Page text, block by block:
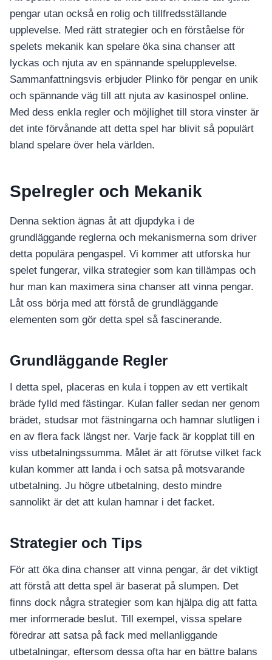
อุปกรณ์เพื่อความบันเทิง
อุปกรณ์เพื่อความบันเทิง
หูฟัง
ลำโพง
สินค้าตามแบรนด์
pengar utan också en rolig och tillfredsställande
upplevelse. Med rätt strategier och en förståelse för
spelets mekanik kan spelare öka sina chanser att
lyckas och njuta av en spännande spelupplevelse.
Sammanfattningsvis erbjuder Plinko för pengar en unik
och spännande väg till att njuta av kasinospel online.
Med dess enkla regler och möjlighet till stora vinster är
det inte förvånande att detta spel har blivit så populärt
bland spelare över hela världen.
Spelregler och Mekanik
Denna sektion ägnas åt att djupdyka i de
grundläggande reglerna och mekanismerna som driver
detta populära pengaspel. Vi kommer att utforska hur
spelet fungerar, vilka strategier som kan tillämpas och
hur man kan maximera sina chanser att vinna pengar.
Låt oss börja med att förstå de grundläggande
elementen som gör detta spel så fascinerande.
Grundläggande Regler
I detta spel, placeras en kula i toppen av ett vertikalt
bräde fylld med fästingar. Kulan faller sedan ner genom
brädet, studsar mot fästningarna och hamnar slutligen i
en av flera fack längst ner. Varje fack är kopplat till en
viss utbetalningssumma. Målet är att förutse vilket fack
kulan kommer att landa i och satsa på motsvarande
utbetalning. Ju högre utbetalning, desto mindre
sannolikt är det att kulan hamnar i det facket.
Strategier och Tips
För att öka dina chanser att vinna pengar, är det viktigt
att förstå att detta spel är baserat på slumpen. Det
finns dock några strategier som kan hjälpa dig att fatta
mer informerade beslut. Till exempel, vissa spelare
föredrar att satsa på fack med mellanliggande
utbetalningar, eftersom dessa ofta har en bättre balans